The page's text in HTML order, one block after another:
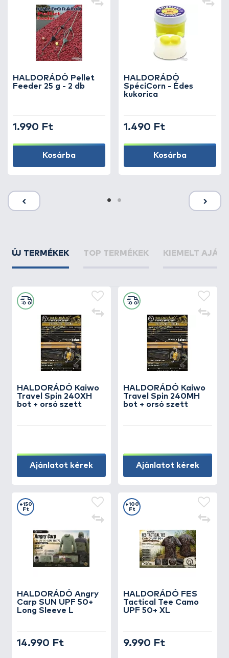
HALDORÁDÓ Pellet
Feeder 25 g - 2 db
1.990 Ft
Kosárba
HALDORÁDÓ
SpéciCorn - Édes
kukorica
1.490 Ft
Kosárba
ÚJ TERMÉKEK TOP TERMÉKEK KIEMELT
HALDORÁDÓ Kaiwo
Travel Spin 240XH
bot + orsó szett
Ajánlatot kérek
HALDORÁDÓ Kaiwo
Travel Spin 240MH
bot + orsó szett
Ajánlatot kérek
HALDORÁDÓ Angry
Carp SUN UPF 50+
Long Sleeve L
+150
Ft
14.990 Ft
HALDORÁDÓ FES
Tactical Tee Camo
UPF 50+ XL
+100
Ft
9.990 Ft